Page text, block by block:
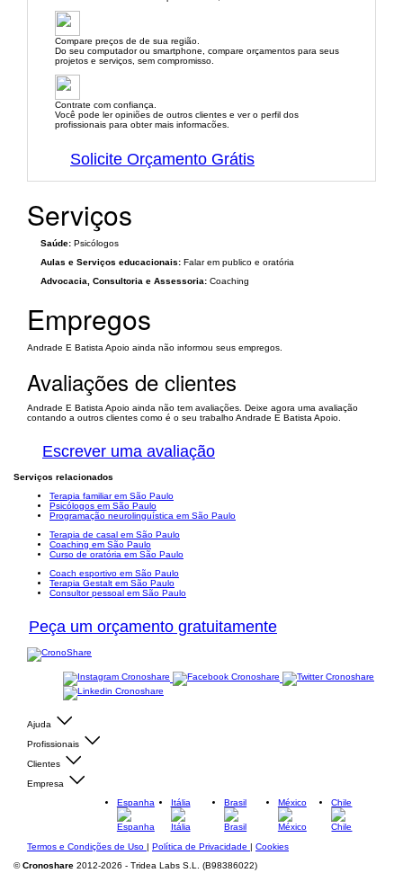
Compare preços de de sua região.
Do seu computador ou smartphone, compare orçamentos para seus
projetos e serviços, sem compromisso.
Contrate com confiança.
Você pode ler opiniões de outros clientes e ver o perfil dos
profissionais para obter mais informacões.
Solicite Orçamento Grátis
Serviços
Saúde: Psicólogos
Aulas e Serviços educacionais: Falar em publico e oratória
Advocacia, Consultoria e Assessoria: Coaching
Empregos
Andrade E Batista Apoio ainda não informou seus empregos.
Avaliações de clientes
Andrade E Batista Apoio ainda não tem avaliações. Deixe agora uma avaliação
contando a outros clientes como é o seu trabalho Andrade E Batista Apoio.
Escrever uma avaliação
Serviços relacionados
Terapia familiar em São Paulo
Psicólogos em São Paulo
Programação neurolinguística em São Paulo
Terapia de casal em São Paulo
Coaching em São Paulo
Curso de oratória em São Paulo
Coach esportivo em São Paulo
Terapia Gestalt em São Paulo
Consultor pessoal em São Paulo
Peça um orçamento gratuitamente
Ajuda
Profissionais
Clientes
Empresa
Espanha
Itália Brasil México Chile
Termos e Condições de Uso | Política de Privacidade | Cookies
©Cronoshare 2012-2026 - Tridea Labs S.L. (B98386022)